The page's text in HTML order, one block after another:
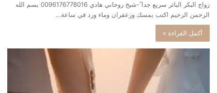
زواج البكر البائر سريع جدا ً-شيخ روحاني هادي 0096176778016 بسم الله
الرحمن الرحيم اكتب بمسك وزعفران وماء ورد في ساعة…
أكمل القراءة »